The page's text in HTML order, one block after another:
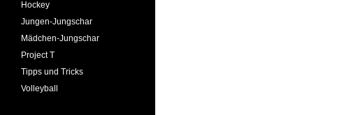
Hockey
Jungen-Jungschar
Mädchen-Jungschar
Project T
Tipps und Tricks
Volleyball